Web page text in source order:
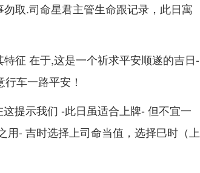
取.司命星君主管生命跟记录，此日寓
征 在于,这是一个祈求平安顺遂的吉日-
车一路平安！
这提示我们 -此日虽适合上牌- 但不宜一
- 吉时选择上司命当值，选择巳时（上